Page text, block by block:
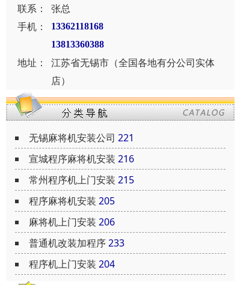
联系：
张总
手机：
13362118168
13813360388
地址：
江苏省无锡市（全国各地有分公司实体
店）
无锡麻将机安装公司 221
宣城程序麻将机安装 216
常州程序机上门安装 215
程序麻将机安装 205
麻将机上门安装 206
普通机改装加程序233
程序机上门安装 204